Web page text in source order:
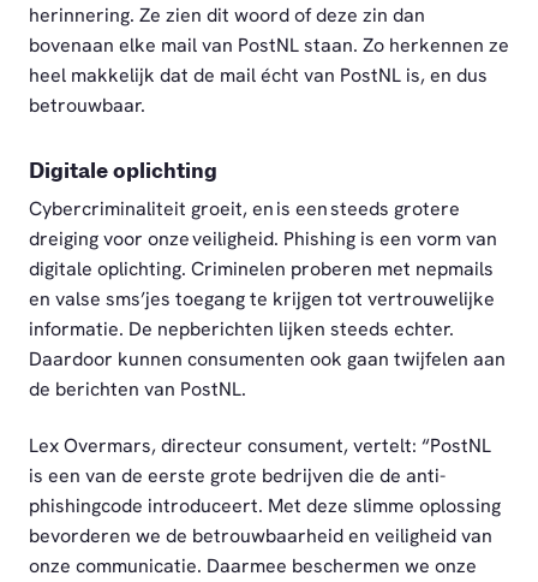
herinnering. Ze zien dit woord of deze zin dan
bovenaan elke mail van PostNL staan. Zo herkennen ze
heel makkelijk dat de mail écht van PostNL is, en dus
betrouwbaar.
Digitale oplichting
Cybercriminaliteit groeit, en is een steeds grotere
dreiging voor onze veiligheid. Phishing is een vorm van
digitale oplichting. Criminelen proberen met nepmails
en valse sms’jes toegang te krijgen tot vertrouwelijke
informatie. De nepberichten lijken steeds echter.
Daardoor kunnen consumenten ook gaan twijfelen aan
de berichten van PostNL.
Lex Overmars, directeur consument, vertelt: “PostNL
is een van de eerste grote bedrijven die de anti-
phishingcode introduceert. Met deze slimme oplossing
bevorderen we de betrouwbaarheid en veiligheid van
onze communicatie. Daarmee beschermen we onze